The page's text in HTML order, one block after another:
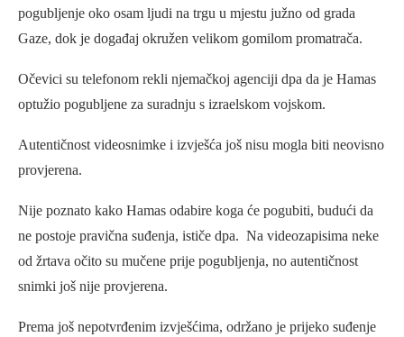
pogubljenje oko osam ljudi na trgu u mjestu južno od grada
Gaze, dok je događaj okružen velikom gomilom promatrača.
Očevici su telefonom rekli njemačkoj agenciji dpa da je Hamas
optužio pogubljene za suradnju s izraelskom vojskom.
Autentičnost videosnimke i izvješća još nisu mogla biti neovisno
provjerena.
Nije poznato kako Hamas odabire koga će pogubiti, budući da
ne postoje pravična suđenja, ističe dpa. Na videozapisima neke
od žrtava očito su mučene prije pogubljenja, no autentičnost
snimki još nije provjerena.
Prema još nepotvrđenim izvješćima, održano je prijeko suđenje